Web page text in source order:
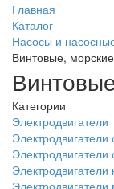
Главная
Каталог
Насосы и
Винтовые, морские
Категории
Электродвигатели
Электродвигатели